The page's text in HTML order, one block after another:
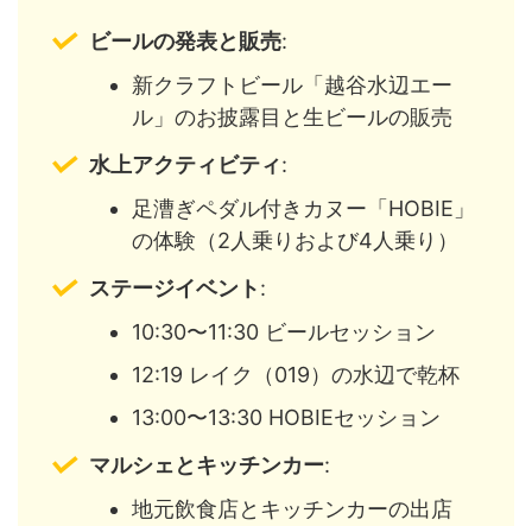
ビールの発表と販売:
新クラフトビール「越谷水辺エー
ル」のお披露目と生ビールの販売
水上アクティビティ:
足漕ぎペダル付きカヌー「HOBIE」
の体験（2人乗りおよび4人乗り）
ステージイベント:
10:30〜11:30 ビールセッション
12:19 レイク（019）の水辺で乾杯
13:00〜13:30 HOBIEセッション
マルシェとキッチンカー:
地元飲食店とキッチンカーの出店